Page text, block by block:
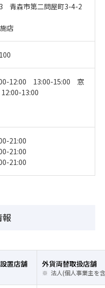
青森市第二問屋町3-4-2
店
12:00 13:00-15:00 窓
13:00
21:00
21:00
21:00
置店舗 外貨両替取扱店舗
法人(個人事業主を